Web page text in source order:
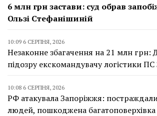
6 млн грн застави: суд обрав
Ользі Стефанішиній
10:09 6 СЕРПНЯ, 2026
Незаконне збагачення на 21 млн грн:
підозру екскомандувачу логістики
10:08 6 СЕРПНЯ, 2026
РФ атакувала Запоріжжя:
людей, пошкоджена багатоповерхівка